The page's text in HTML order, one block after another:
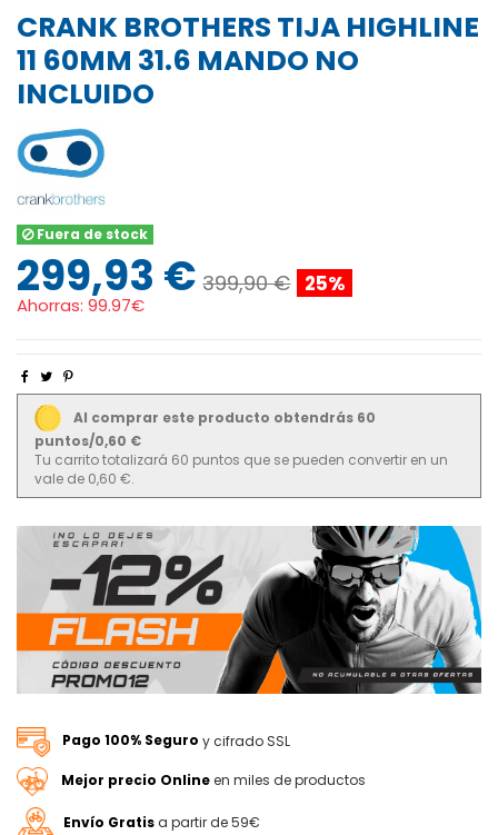
CRANK BROTHERS TIJA HIGHLINE
11 60MM 31.6 MANDO NO
INCLUIDO
Fuera de stock
299,93 € 399,90 € 25%
Ahorras: 99.97€
Al comprar este producto obtendrás 60
puntos/0,60 €
Tu carrito totalizará 60 puntos que se pueden convertir en un
vale de 0,60 €.
Pago 100% Seguro y cifrado SSL
Mejor precio Onlineen miles de productos
Envío Gratisa partir de 59€